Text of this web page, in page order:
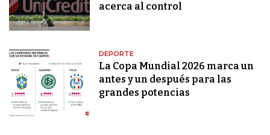
acerca al control
DEPORTE
La Copa Mundial 2026 marca un
antes y un después para las
grandes potencias